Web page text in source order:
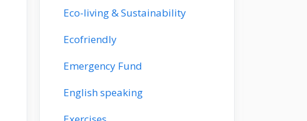
Eco-living & Sustainability
Ecofriendly
Emergency Fund
English speaking